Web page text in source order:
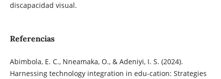
discapacidad visual.
Referencias
Abimbola, E. C., Nneamaka, O., & Adeniyi, I. S. (2024).
Harnessing technology integration in edu-cation: Strategies